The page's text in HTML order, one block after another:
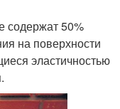
содержат 50%
на поверхности
эластичностью